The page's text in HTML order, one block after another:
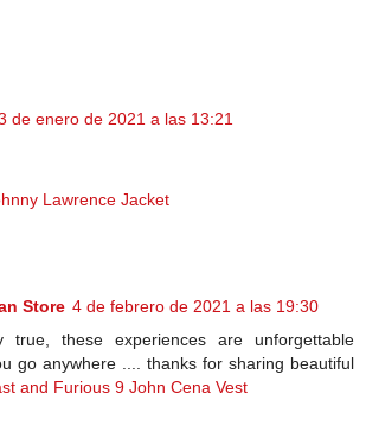
de enero de 2021 a las 13:21
Lawrence Jacket
Store 4 de febrero de 2021 a las 19:30
true, these experiences are unforgettable
go anywhere .... thanks for sharing beautiful
and Furious 9 John Cena Vest